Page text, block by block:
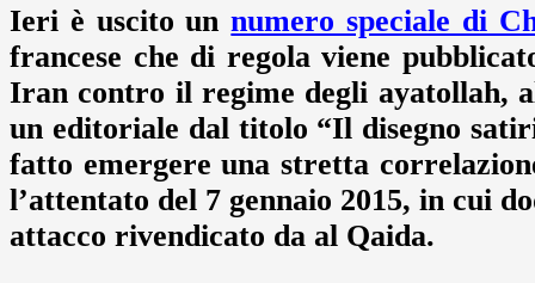
Ieri è uscito unnumero speciale di
francese che di regola viene
Iran contro il regime degli ayatollah,
un editoriale dal titolo “Il disegno
fatto emergere una stretta
l’attentato del 7 gennaio 2015, in cui
attacco rivendicato da al Qaida.